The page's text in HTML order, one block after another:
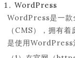
WordPress
WordPress是一款
（CMS），拥有
是使用WordPress